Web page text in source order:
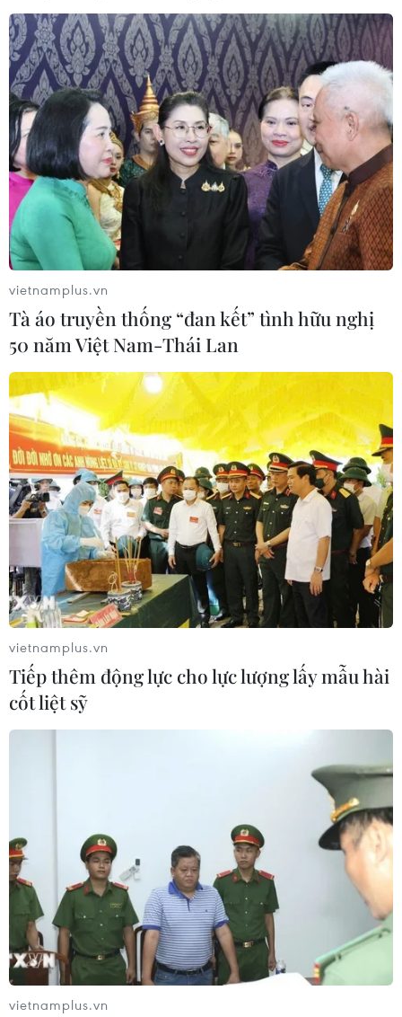
TIN CÙNG CHUYÊN MỤC
Bộ trưởng Bộ Quốc phòng Malaysia
thăm chính thức Việt Nam
06/08/2026 05:34
vietnamplus.vn
Tà áo truyền thống “đan kết” tình hữu nghị
50 năm Việt Nam-Thái Lan
vietnamplus.vn
Tiếp thêm động lực cho lực lượng lấy mẫu hài
cốt liệt sỹ
vietnamplus.vn